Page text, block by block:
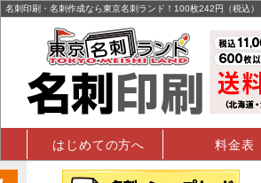
名刺印刷・名刺作成なら東京名刺ランド！100枚242円（税込
はじめての方へ 料金表